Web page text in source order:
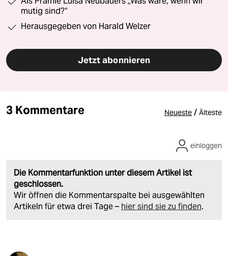
mutig sind?“
Herausgegeben von Harald Welzer
Jetzt abonnieren
3 Kommentare Neueste / Älteste
Die Kommentarfunktion unter diesem Artikel ist
geschlossen.
Wir öffnen die Kommentarspalte bei ausgewählten
Artikeln für etwa drei Tage – hier sind sie zu finden.
einloggen